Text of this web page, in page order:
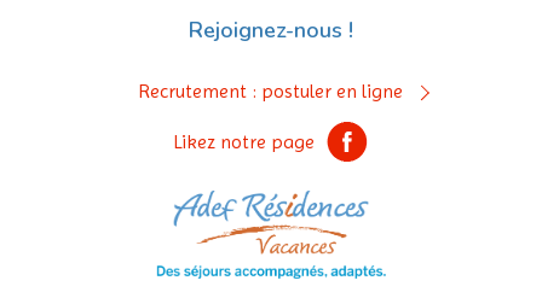
Rejoignez-nous !
Recrutement : postuler en ligne
Likez notre page